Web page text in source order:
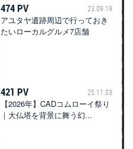
474 PV 23.09.19
アユタヤ遺跡周辺で行っておき
たいローカルグルメ7店舗
421 PV 25.11.03
【2026年】CADコムローイ祭り
｜大仏塔を背景に舞う幻...